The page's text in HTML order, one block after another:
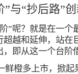
”与“抄后路”
”呢？就是在一个
超越和延伸，站在
，即从这一个台阶
鲜橙多上市，掀